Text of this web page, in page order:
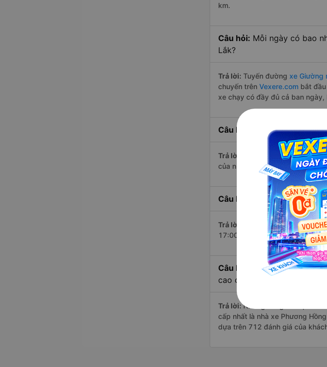
km.
Câu hỏi: Mỗi ngày có bao
Lắk?
Trả lời: Tuyến đường xe Giường
chuyến trên Vexere.com bắt
xe chạy có đầy đủ cả ban
Câu hỏi: Nhà xe Giường
Trả lời: Chuyến Giường nằm
của nhà xe Phương Hồng Linh.
Câu hỏi: Nhà xe đi Buôn
Trả lời: ChuyếnGiường nằm Trà
17:00 là của nhà xe Phương
Câu hỏi:
Review xe đi
cao cấp nhất?
Trả lời:Những hãng có loại xe
cấp nhất là nhà xe Phương
dựa trên 712 đánh giá của